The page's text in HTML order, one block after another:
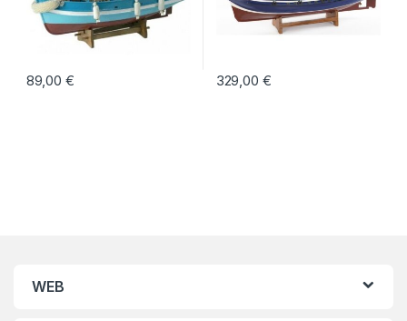
89,00 € 329,00 €
WEB